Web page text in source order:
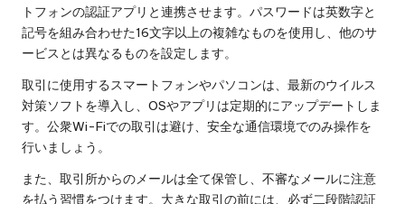
トフォンの認証アプリと連携させます。パスワードは英数字と
記号を組み合わせた16文字以上の複雑なものを使用し、他のサ
ービスとは異なるものを設定します。
取引に使用するスマートフォンやパソコンは、最新のウイルス
対策ソフトを導入し、OSやアプリは定期的にアップデートしま
す。公衆Wi-Fiでの取引は避け、安全な通信環境でのみ操作を
行いましょう。
また、取引所からのメールは全て保管し、不審なメールに注意
を払う習慣をつけます。大きな取引の前には、必ず二段階認証